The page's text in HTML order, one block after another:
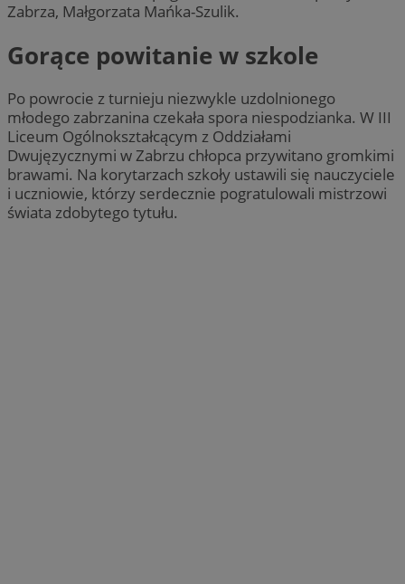
Zabrza, Małgorzata Mańka-Szulik.
Gorące powitanie w szkole
Po powrocie z turnieju niezwykle uzdolnionego
młodego zabrzanina czekała spora niespodzianka. W III
Liceum Ogólnokształcącym z Oddziałami
Dwujęzycznymi w Zabrzu chłopca przywitano gromkimi
brawami. Na korytarzach szkoły ustawili się nauczyciele
i uczniowie, którzy serdecznie pogratulowali mistrzowi
świata zdobytego tytułu.